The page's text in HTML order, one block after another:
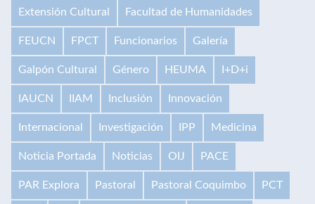
Extensión Cultural Facultad de Humanidades
FEUCN FPCT Funcionarios Galería
Galpón Cultural Género HEUMA I+D+i
IAUCN IIAM Inclusión Innovación
Internacional Investigación IPP Medicina
Noticia Portada Noticias OIJ PACE
PAR Explora Pastoral Pastoral Coquimbo PCT